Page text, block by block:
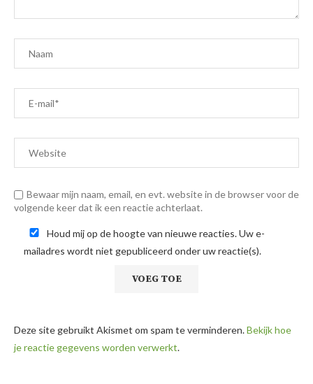
Bewaar mijn naam, email, en evt. website in de browser voor de
volgende keer dat ik een reactie achterlaat.
Houd mij op de hoogte van nieuwe reacties. Uw e-
mailadres wordt niet gepubliceerd onder uw reactie(s).
Deze site gebruikt Akismet om spam te verminderen.Bekijk hoe
je reactie gegevens worden verwerkt.